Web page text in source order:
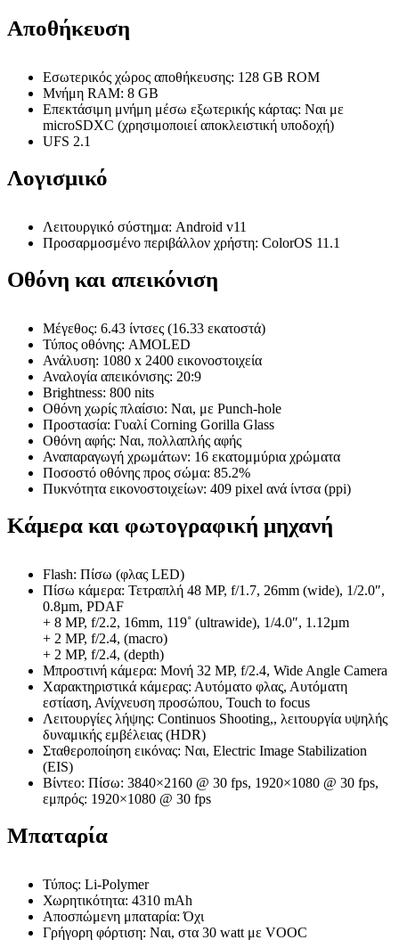
Αποθήκευση
Εσωτερικός χώρος αποθήκευσης: 128 GB ROM
Μνήμη RAM: 8 GB
Επεκτάσιμη μνήμη μέσω εξωτερικής κάρτας: Ναι με
microSDXC (χρησιμοποιεί αποκλειστική υποδοχή)
UFS 2.1
Λογισμικό
Λειτουργικό σύστημα: Android v11
Προσαρμοσμένο περιβάλλον χρήστη: ColorOS 11.1
Οθόνη και απεικόνιση
Μέγεθος: 6.43 ίντσες (16.33 εκατοστά)
Τύπος οθόνης: AMOLED
Ανάλυση: 1080 x 2400 εικονοστοιχεία
Αναλογία απεικόνισης: 20:9
Brightness: 800 nits
Οθόνη χωρίς πλαίσιο: Ναι, με Punch-hole
Προστασία: Γυαλί Corning Gorilla Glass
Οθόνη αφής: Ναι, πολλαπλής αφής
Αναπαραγωγή χρωμάτων: 16 εκατομμύρια χρώματα
Ποσοστό οθόνης προς σώμα: 85.2%
Πυκνότητα εικονοστοιχείων: 409 pixel ανά ίντσα (ppi)
Κάμερα και φωτογραφική μηχανή
Flash: Πίσω (φλας LED)
Πίσω κάμερα: Τετραπλή 48 MP, f/1.7, 26mm (wide), 1/2.0″,
0.8µm, PDAF
+ 8 MP, f/2.2, 16mm, 119˚ (ultrawide), 1/4.0″, 1.12µm
+ 2 MP, f/2.4, (macro)
+ 2 MP, f/2.4, (depth)
Μπροστινή κάμερα: Μονή 32 MP, f/2.4, Wide Angle Camera
Χαρακτηριστικά κάμερας: Αυτόματο φλας, Αυτόματη
εστίαση, Ανίχνευση προσώπου, Touch to focus
Λειτουργίες λήψης: Continuos Shooting,, λειτουργία υψηλής
δυναμικής εμβέλειας (HDR)
Σταθεροποίηση εικόνας: Ναι, Electric Image Stabilization
(EIS)
Βίντεο: Πίσω: 3840×2160 @ 30 fps, 1920×1080 @ 30 fps,
εμπρός: 1920×1080 @ 30 fps
Μπαταρία
Τύπος: Li-Polymer
Χωρητικότητα: 4310 mAh
Αποσπώμενη μπαταρία: Όχι
Γρήγορη φόρτιση: Ναι, στα 30 watt με VOOC